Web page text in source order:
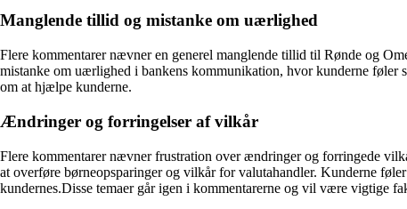
Manglende tillid og mistanke om uærlighed
Flere kommentarer nævner en generel manglende tillid til Rønde og
mistanke om uærlighed i bankens kommunikation, hvor kunderne føler
om at hjælpe kunderne.
Ændringer og forringelser af vilkår
Flere kommentarer nævner frustration over ændringer og forringede
at overføre børneopsparinger og vilkår for valutahandler. Kunderne
kundernes.Disse temaer går igen i kommentarerne og vil være vigtige